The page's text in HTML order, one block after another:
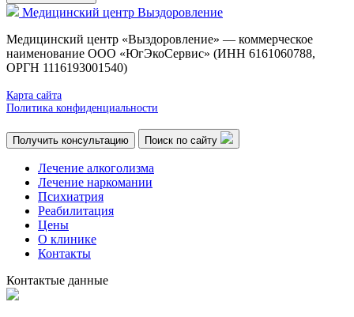
Медицинский центр Выздоровление
Медицинский центр «Выздоровление» — коммерческое
наименование ООО «ЮгЭкоСервис» (ИНН 6161060788,
ОРГН 1116193001540)
Карта сайта
Политика конфиденциальности
Получить консультацию Поиск по сайту
Лечение алкоголизма
Лечение наркомании
Психиатрия
Реабилитация
Цены
О клинике
Контакты
Контактые данные